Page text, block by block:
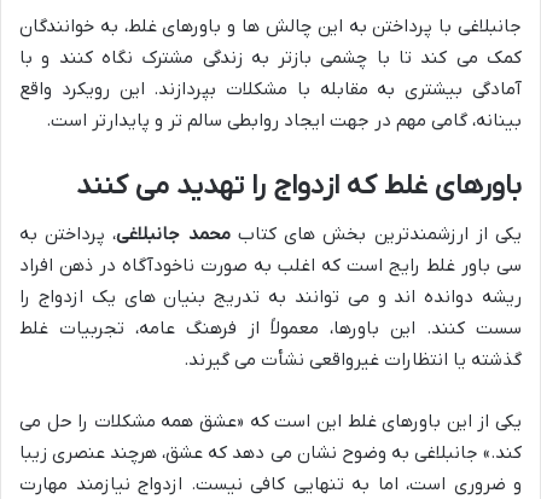
جانبلاغی با پرداختن به این چالش ها و باورهای غلط، به خوانندگان
کمک می کند تا با چشمی بازتر به زندگی مشترک نگاه کنند و با
آمادگی بیشتری به مقابله با مشکلات بپردازند. این رویکرد واقع
بینانه، گامی مهم در جهت ایجاد روابطی سالم تر و پایدارتر است.
باورهای غلط که ازدواج را تهدید می کنند
یکی از ارزشمندترین بخش های کتابمحمد جانبلاغی، پرداختن به
سی باور غلط رایج است که اغلب به صورت ناخودآگاه در ذهن افراد
ریشه دوانده اند و می توانند به تدریج بنیان های یک ازدواج را
سست کنند. این باورها، معمولاً از فرهنگ عامه، تجربیات غلط
گذشته یا انتظارات غیرواقعی نشأت می گیرند.
یکی از این باورهای غلط این است که «عشق همه مشکلات را حل می
کند.» جانبلاغی به وضوح نشان می دهد که عشق، هرچند عنصری زیبا
و ضروری است، اما به تنهایی کافی نیست. ازدواج نیازمند مهارت